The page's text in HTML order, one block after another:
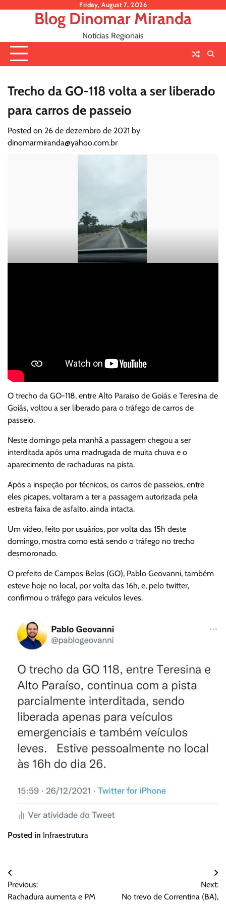
Friday, August 7, 2026
Blog Dinomar Miranda
Notícias Regionais
Trecho da GO-118 volta a ser liberado
para carros de passeio
Posted on 26 de dezembro de 2021 by
dinomarmiranda@yahoo.com.br
O trecho da GO-118, entre Alto Paraíso de Goiás e Teresina de
Goiás, voltou a ser liberado para o tráfego de carros de
passeio.
Neste domingo pela manhã a passagem chegou a ser
interditada após uma madrugada de muita chuva e o
aparecimento de rachaduras na pista.
Após a inspeção por técnicos, os carros de passeios, entre
eles picapes, voltaram a ter a passagem autorizada pela
estreita faixa de asfalto, ainda intacta.
Um vídeo, feito por usuários, por volta das 15h deste
domingo, mostra como está sendo o tráfego no trecho
desmoronado.
O prefeito de Campos Belos (GO), Pablo Geovanni, também
esteve hoje no local, por volta das 16h, e, pelo twitter,
confirmou o tráfego para veículos leves.
Posted in Infraestrutura
Navegação
de
Previous:
Rachadura aumenta e PM
Next:
No trevo de Correntina (BA),